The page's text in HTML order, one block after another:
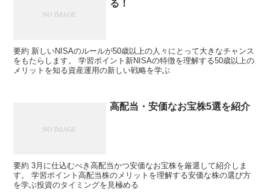
る！
要約 新しいNISAのルールが50歳以上の人々にとって大きなチャンス
をもたらします。 学習ポイント新NISAの特徴を理解する50歳以上の
メリットを知る資産運用の新しい戦略を学ぶ
高配当・安価なお宝株5選を紹介
要約 3月に仕込むべき高配当かつ安価なお宝株を厳選して紹介しま
す。 学習ポイント高配当株のメリットを理解する安価な株の選び方
を学ぶ投資のタイミングを見極める